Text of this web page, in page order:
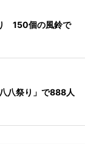
150個の風鈴で
八祭り」で888人